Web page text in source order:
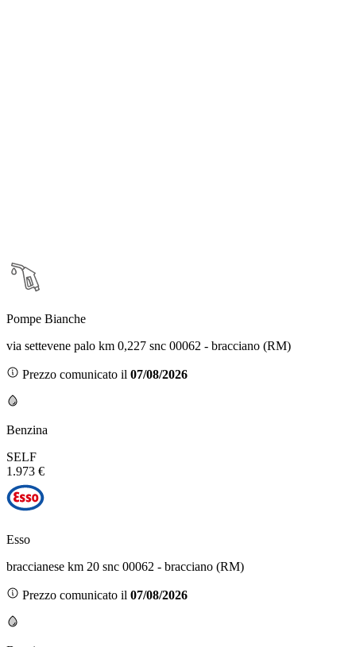
Pompe Bianche
via settevene palo km 0,227 snc 00062 - bracciano (RM)
Prezzo comunicato il 07/08/2026
Benzina
SELF
1.973 €
Esso
braccianese km 20 snc 00062 - bracciano (RM)
Prezzo comunicato il 07/08/2026